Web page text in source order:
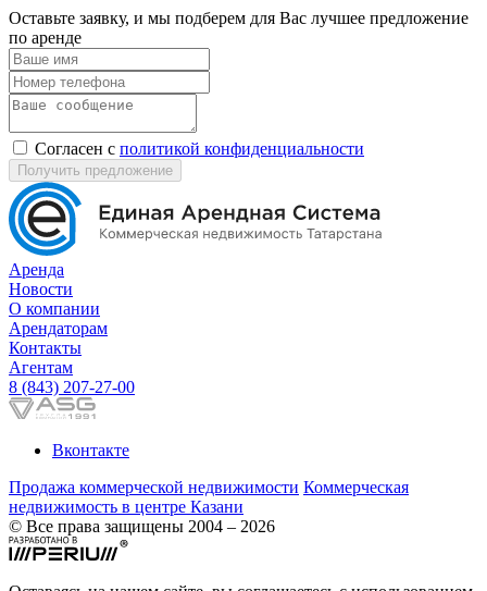
Оставьте заявку, и мы подберем для Вас лучшее предложение
по аренде
Согласен с политикой конфиденциальности
Получить предложение
Аренда
Новости
О компании
Арендаторам
Контакты
Агентам
8 (843) 207-27-00
Вконтакте
Продажа коммерческой недвижимости Коммерческая
недвижимость в центре Казани
© Все права защищены 2004 – 2026